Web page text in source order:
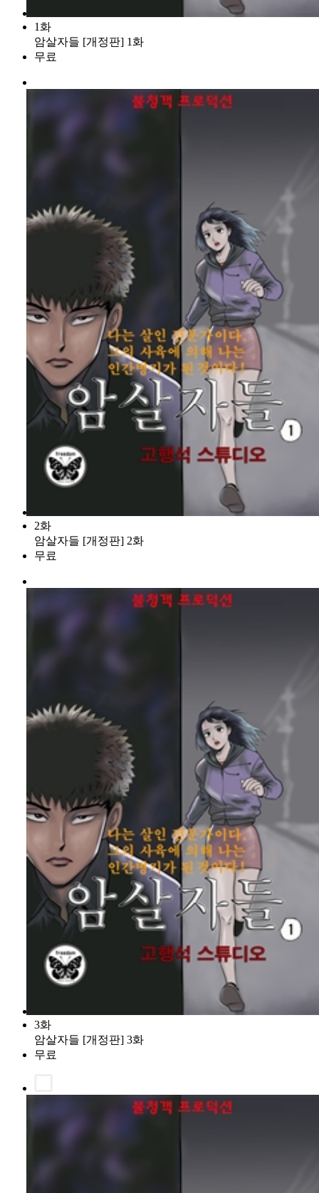
1화
암살자들 [개정판] 1화
무료
2화
암살자들 [개정판] 2화
무료
3화
암살자들 [개정판] 3화
무료